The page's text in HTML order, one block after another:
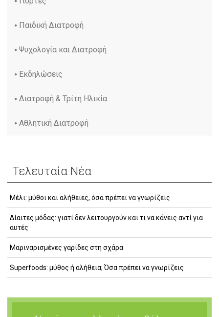
Παιδική Διατροφή
Ψυχολογία και Διατροφή
Εκδηλώσεις
Διατροφή & Τρίτη Ηλικία
Αθλητική Διατροφή
Τελευταία Νέα
Μέλι: μύθοι και αλήθειες, όσα πρέπει να γνωρίζεις
Δίαιτες μόδας: γιατί δεν λειτουργούν και τι να κάνεις αντί για
αυτές
Μαριναρισμένες γαρίδες στη σχάρα
Superfoods: μύθος ή αλήθεια; Όσα πρέπει να γνωρίζεις